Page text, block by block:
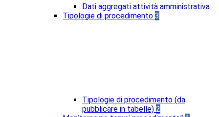
Dati aggregati attività amministrativa
Tipologie di procedimento 3
Tipologie di procedimento (da
pubblicare in tabelle) 2